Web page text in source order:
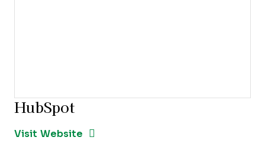
HubSpot
Visit Website Opens New Window